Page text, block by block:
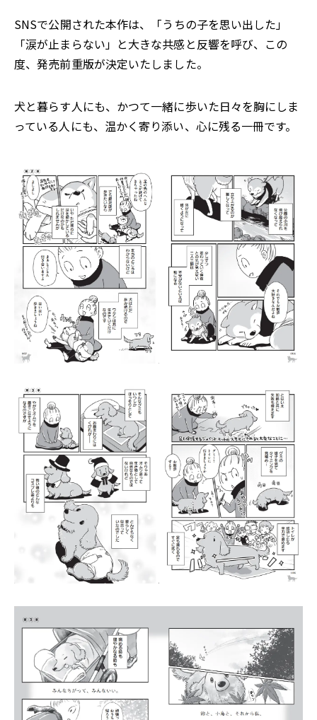
SNSで公開された本作は、「うちの子を思い出した」
「涙が止まらない」と大きな共感と反響を呼び、この
度、発売前重版が決定いたしました。
犬と暮らす人にも、かつて一緒に歩いた日々を胸にしま
っている人にも、温かく寄り添い、心に残る一冊です。